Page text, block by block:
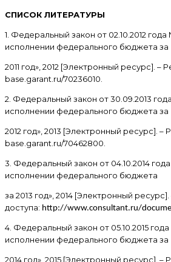
СПИСОК ЛИТЕРАТУРЫ
1. Федеральный закон от 02.10.2012
исполнении федерального бюджета за
2011 год», 2012 [Электронный ресурс]. –
base.garant.ru/70236010.
2. Федеральный закон от 30.09.2013
исполнении федерального бюджета за
2012 год», 2013 [Электронный ресурс]. –
base.garant.ru/70462800.
3. Федеральный закон от 04.10.2014
исполнении федерального бюджета
за 2013 год», 2014 [Электронный
доступа: http://www.consultant.ru/
4. Федеральный закон от 05.10.2015
исполнении федерального бюджета за
2014 год», 2015 [Электронный ресурс]. –